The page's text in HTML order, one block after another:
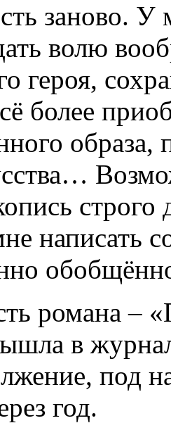
заново.
волю
героя,
более
образа,
строго
написать
романа –
в
под
год.